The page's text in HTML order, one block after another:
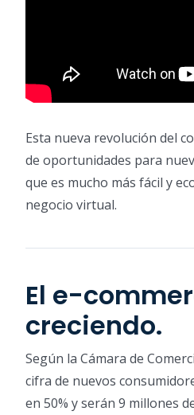
Esta nueva revolución del
de oportunidades para
que es mucho más fácil y
negocio virtual.
El e-
creciendo.
Según la Cámara de
cifra de nuevos
en 50% y serán 9 millones